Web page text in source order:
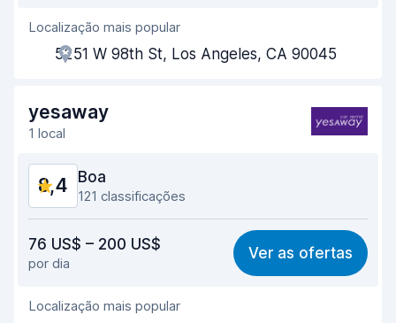
Eficiência dos agentes
Rapidez do levantamento
Rapidez da devolução 8,9
Estado do carro
Localização mais popular
5251 W 98th St, Los Angeles, CA 90045
yesaway
1 local
8,4 Boa
121 classificações
8,7
Facilidade em encontrar 8,1
Eficiência dos agentes
76 US$ – 200 US$
por dia
Ver as ofertas
Localização mais popular